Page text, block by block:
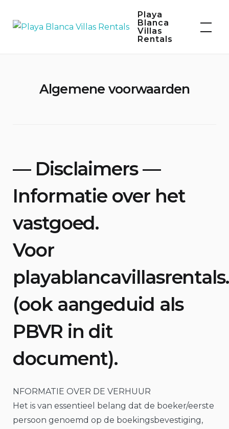
Playa
Blanca
Villas
Rentals
Algemene voorwaarden
— Disclaimers —
Informatie over het
vastgoed.
Voor
(ook aangeduid als
PBVR in dit
document).
NFORMATIE OVER DE VERHUUR
Het is van essentieel belang dat de boeker/eerste
persoon genoemd op de boekingsbevestiging,